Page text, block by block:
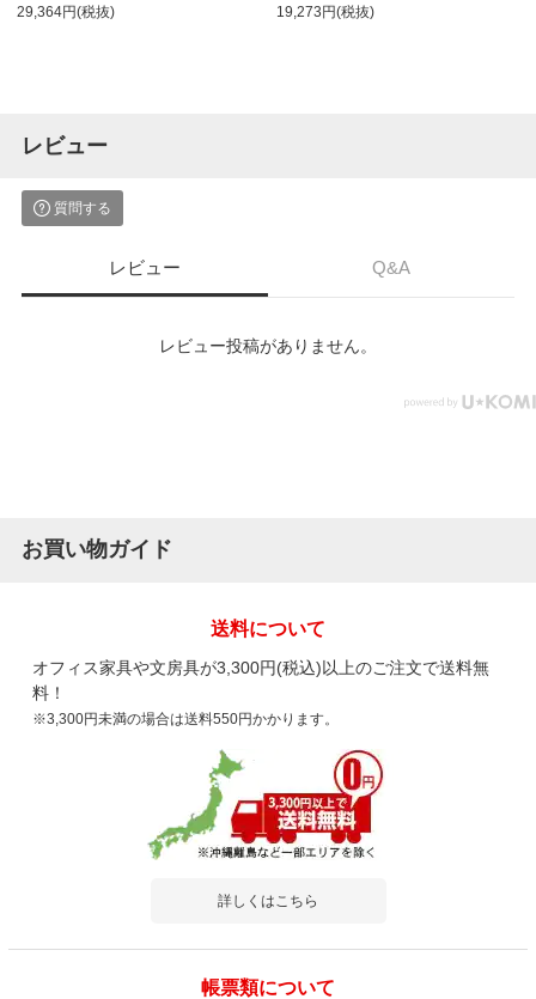
29,364円(税抜) 19,273円(税抜)
レビュー
質問する
レビュー Q&A
レビュー投稿がありません。
お買い物ガイド
送料について
オフィス家具や文房具が3,300円(税込)以上のご注文で送料無
料！
※3,300円未満の場合は送料550円かかります。
詳しくはこちら
帳票類について